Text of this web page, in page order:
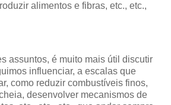
alimentos e fibras, etc., etc.,
assuntos, é muito mais útil discutir
influenciar, a escalas que
como reduzir combustíveis finos,
desenvolver mecanismos de